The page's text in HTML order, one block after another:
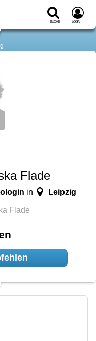
Suche Login
Flade
in Leipzig
Flade